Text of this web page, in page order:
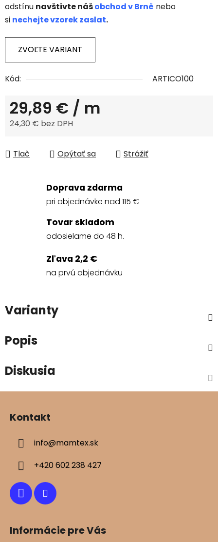
odstínu navštivte nášobchod v Brně nebo
si nechejte vzorek zaslat.
ZVOĽTE VARIANT
Kód: ARTICO100
29,89 € / m
24,30 € bez DPH
Tlač
Opýtať sa Strážiť
Doprava zdarma
pri objednávke nad 115 €
Tovar skladom
odosielame do 48 h.
Zľava 2,2 €
na prvú objednávku
Varianty
Popis
Diskusia
Kontakt
info@mamtex.sk
+420 602 238 427
Informácie pre Vás